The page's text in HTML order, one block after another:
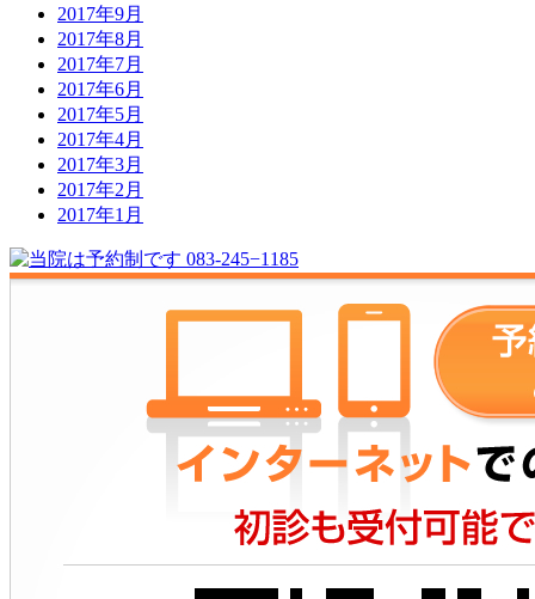
2017年9月
2017年8月
2017年7月
2017年6月
2017年5月
2017年4月
2017年3月
2017年2月
2017年1月